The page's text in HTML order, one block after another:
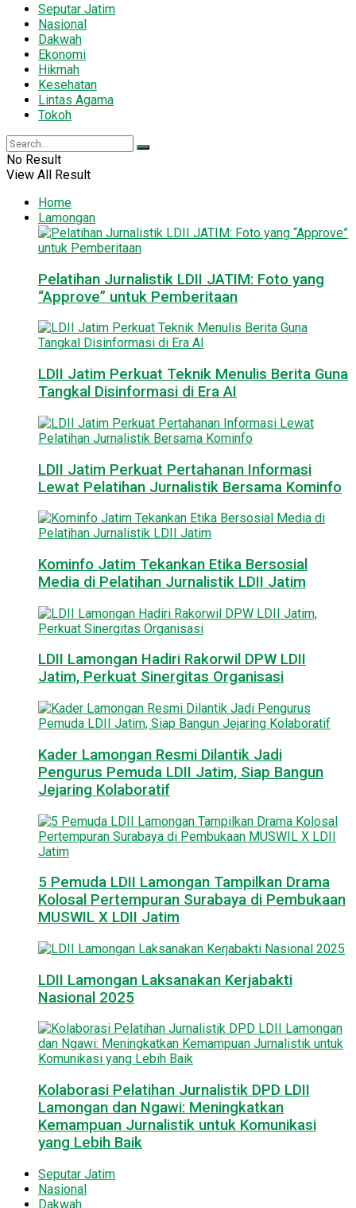
Seputar Jatim
Nasional
Dakwah
Ekonomi
Hikmah
Kesehatan
Lintas Agama
Tokoh
No Result
View All Result
Home
Lamongan
Pelatihan Jurnalistik LDII JATIM: Foto yang
“Approve” untuk Pemberitaan
LDII Jatim Perkuat Teknik Menulis Berita Guna
Tangkal Disinformasi di Era AI
LDII Jatim Perkuat Pertahanan Informasi
Lewat Pelatihan Jurnalistik Bersama Kominfo
Kominfo Jatim Tekankan Etika Bersosial
Media di Pelatihan Jurnalistik LDII Jatim
LDII Lamongan Hadiri Rakorwil DPW LDII
Jatim, Perkuat Sinergitas Organisasi
Kader Lamongan Resmi Dilantik Jadi
Pengurus Pemuda LDII Jatim, Siap Bangun
Jejaring Kolaboratif
5 Pemuda LDII Lamongan Tampilkan Drama
Kolosal Pertempuran Surabaya di Pembukaan
MUSWIL X LDII Jatim
LDII Lamongan Laksanakan Kerjabakti
Nasional 2025
Kolaborasi Pelatihan Jurnalistik DPD LDII
Lamongan dan Ngawi: Meningkatkan
Kemampuan Jurnalistik untuk Komunikasi
yang Lebih Baik
Seputar Jatim
Nasional
Dakwah